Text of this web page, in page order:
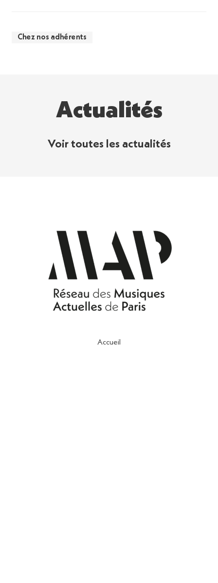
Chez nos adhérents
Actualités
Voir toutes les actualités
Accueil